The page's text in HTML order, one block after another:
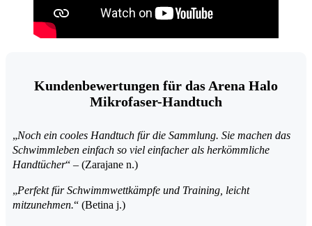
Kundenbewertungen für das Arena Halo
Mikrofaser-Handtuch
„Noch ein cooles Handtuch für die Sammlung. Sie machen das
Schwimmleben einfach so viel einfacher als herkömmliche
Handtücher“ – (Zarajane n.)
„Perfekt für Schwimmwettkämpfe und Training, leicht
mitzunehmen.“ (Betina j.)